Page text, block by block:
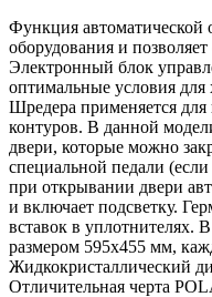
Функция автоматической
оборудования и
Электронный блок
оптимальные условия
Шредера применяется
контуров. В данной
двери, которые можно
специальной педали
при открывании двери
и включает подсветку.
вставок в уплотнителях.
размером 595х455 мм,
Жидкокристаллический
Отличительная черта